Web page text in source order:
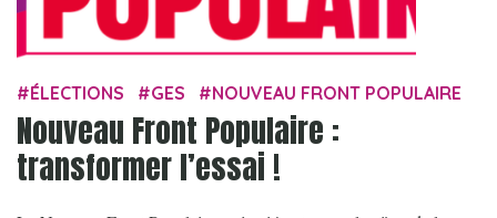
ÉLECTIONS GES NOUVEAU FRONT POPULAIRE
Nouveau Front Populaire :
transformer l’essai !